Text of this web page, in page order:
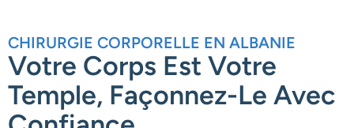
CHIRURGIE CORPORELLE EN ALBANIE
Votre Corps Est Votre
Temple, Façonnez-Le Avec